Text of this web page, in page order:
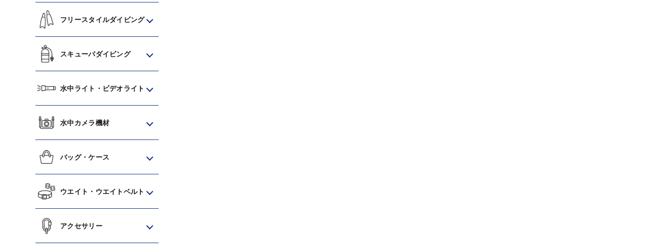
フリースタイルダイビング
スキューバダイビング
水中ライト・ビデオライト
水中カメラ機材
バッグ・ケース
ウエイト・ウエイトベルト
アクセサリー